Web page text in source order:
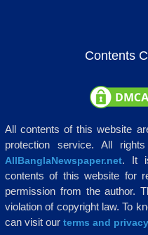
Contents
All contents of this website
protection service. All
AllBanglaNewspaper.net. It
contents of this website for
permission from the author.
violation of copyright law. To
can visit our terms and